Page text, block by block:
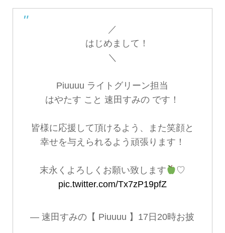
／
はじめまして！
＼
Piuuuu ライトグリーン担当
はやたす こと 速田すみの です！
皆様に応援して頂けるよう、また笑顔と
幸せを与えられるよう頑張ります！
末永くよろしくお願い致します
♡
pic.twitter.com/Tx7zP19pfZ
— 速田すみの【 Piuuuu 】17日20時お披